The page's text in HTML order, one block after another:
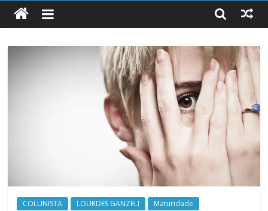
COLUNISTA LOURDES GANZELI
Maturidade